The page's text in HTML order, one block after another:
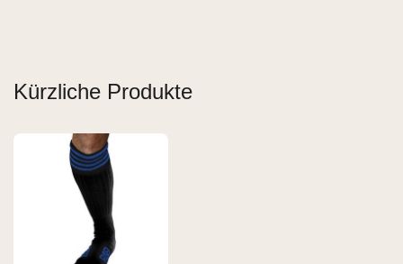
Kürzliche Produkte